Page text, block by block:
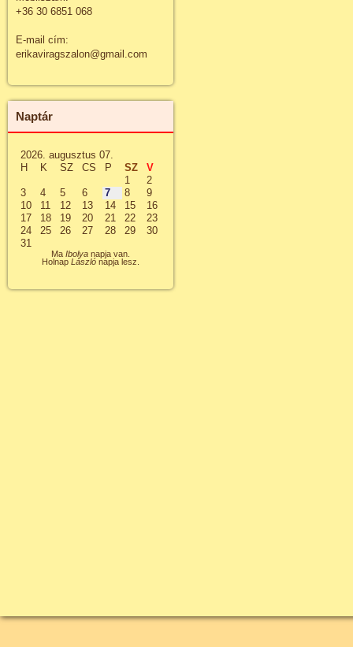
+36 30 6851 068
E-mail cím:
erikaviragszalon@gmail.com
Naptár
2026. augusztus 07.
H
K SZ CS P SZ
V
1
2
3
4 5 6 7 8
9
10
11 12 13 14 15
16
17
18 19 20 21 22
23
24
25 26 27 28 29
30
31
Ma Ibolya napja van.
Holnap László napja lesz.